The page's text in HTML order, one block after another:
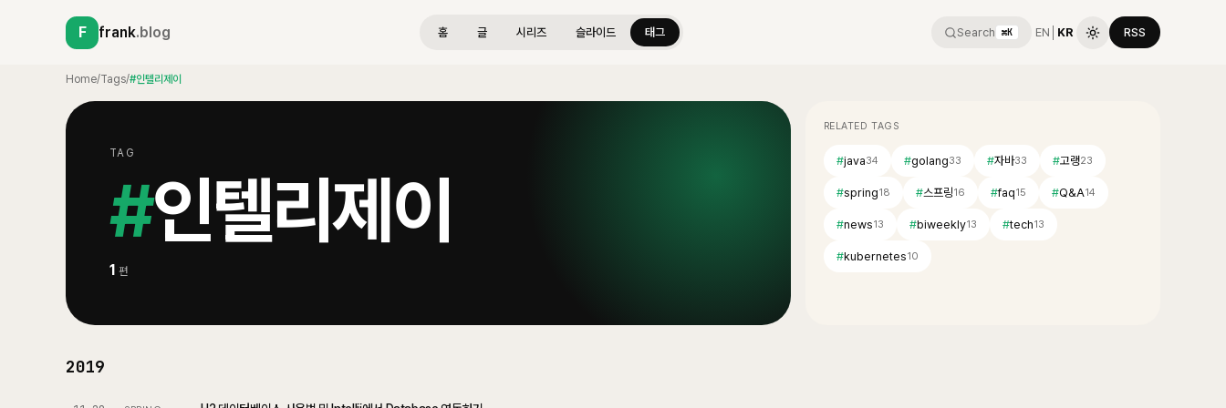
F frank.blog 홈 글 시리즈 슬라이드 태그 Search ⌘K EN KR RSS
Home/Tags/#인텔리제이
TAG
#인텔리제이
1 편
RELATED TAGS
#java34 #golang33 #자바33 #고랭23
#spring18 #스프링16 #faq15 #Q&A14
#news13 #biweekly13 #tech13
#kubernetes10
2019